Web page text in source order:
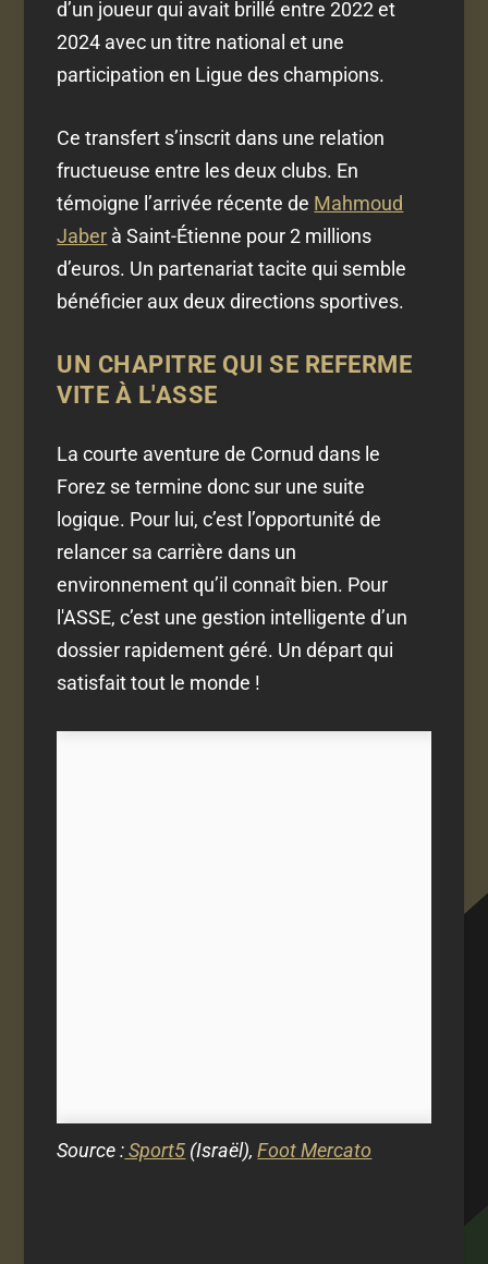
d’un joueur qui avait brillé entre 2022 et
2024 avec un titre national et une
participation en Ligue des champions.
Ce transfert s’inscrit dans une relation
fructueuse entre les deux clubs. En
témoigne l’arrivée récente de Mahmoud
Jaber à Saint-Étienne pour 2 millions
d’euros. Un partenariat tacite qui semble
bénéficier aux deux directions sportives.
UN CHAPITRE QUI SE REFERME
VITE À L'ASSE
La courte aventure de Cornud dans le
Forez se termine donc sur une suite
logique. Pour lui, c’est l’opportunité de
relancer sa carrière dans un
environnement qu’il connaît bien. Pour
l'ASSE, c’est une gestion intelligente d’un
dossier rapidement géré. Un départ qui
satisfait tout le monde !
Source :Sport5 (Israël),Foot Mercato